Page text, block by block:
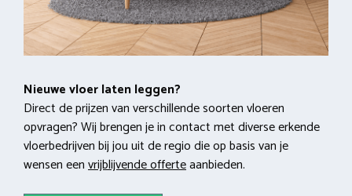
Nieuwe vloer laten leggen?
Direct de prijzen van verschillende soorten vloeren
opvragen? Wij brengen je in contact met diverse erkende
vloerbedrijven bij jou uit de regio die op basis van je
wensen eenvrijblijvende offerteaanbieden.